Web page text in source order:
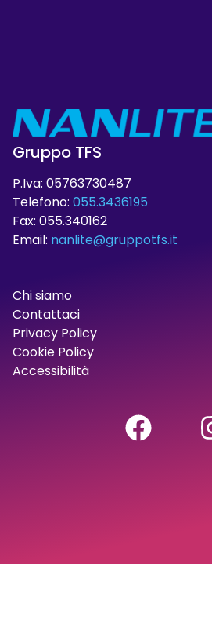
Gruppo TFS
P.Iva: 05763730487
Telefono: 055.3436195
Fax: 055.340162
Email: nanlite@gruppotfs.it
Chi siamo
Contattaci
Privacy Policy
Cookie Policy
Accessibilità